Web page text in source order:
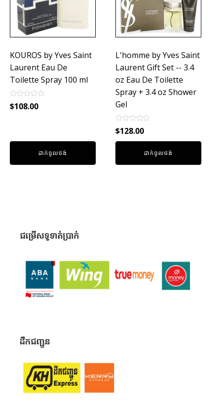
KOUROS by Yves Saint
Laurent Eau De
Toilette Spray 100 ml
Rated
0
$108.00
ដាក់ចូលថង់
L'homme by Yves Saint
Laurent Gift Set -- 3.4
oz Eau De Toilette
Spray + 3.4 oz Shower
Gel
Rated
0
out
$128.00
ដាក់ចូលថង់
ជម្រើសទូទាត់ប្រាក់
ដឹកជញ្ជូន